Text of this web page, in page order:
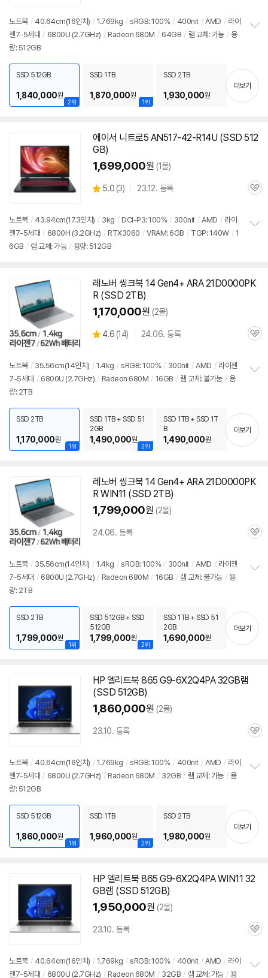
노트북 / 40.64cm(16인치) / 1.769kg / sRGB: 100% / 400nit / AMD / 라이
젠7-5세대 / 6800U (2.7GHz) / Radeon 680M / 64GB / 램 교체: 가능 / 용
량: 512GB
기
2위
SSD 512GB
1,840,000원
1위
SSD 1TB
1,870,000원
SSD 2TB
1,930,000원
더보기
에이서 니트로5 AN517-42-R14U (SSD 512
GB)
1,699,000원 (1몰)
별
5.0 (상
3) 23.12. 등록
관
노트북 / 43.94cm(17.3인치) / 3kg / DCI-P3: 100% / 300nit / AMD / 라이
젠7-5세대 / 6800H (3.2GHz) / RTX3060 / VRAM: 6GB / TGP: 140W / 1
6GB / 램 교체: 가능 / 용량: 512GB
기
레노버 씽크북 14 Gen4+ ARA 21D0000PK
R (SSD 2TB)
1,170,000원 (2몰)
별
4.6 (상
14) 24.06. 등록
관
노트북 / 35.56cm(14인치) / 1.4kg / sRGB: 100% / 300nit / AMD / 라이젠
7-5세대 / 6800U (2.7GHz) / Radeon 680M / 16GB / 램 교체: 불가능 / 용
량: 2TB
기
1위
SSD 2TB
1,170,000원
2위
SSD 1TB + SSD 51
2GB
1,490,000원
SSD 1TB + SSD 1T
B
1,490,000원
더보기
레노버 씽크북 14 Gen4+ ARA 21D0000PK
R WIN11 (SSD 2TB)
1,799,000원 (2몰)
24.06. 등록
관
노트북 / 35.56cm(14인치) / 1.4kg / sRGB: 100% / 300nit / AMD / 라이젠
7-5세대 / 6800U (2.7GHz) / Radeon 680M / 16GB / 램 교체: 불가능 / 용
량: 2TB
기
1위
SSD 2TB
1,799,000원
2위
SSD 512GB + SSD
512GB
1,799,000원
SSD 1TB + SSD 51
2GB
1,690,000원
더보기
HP 엘리트북 865 G9-6X2Q4PA 32GB램
(SSD 512GB)
1,860,000원 (2몰)
23.10. 등록
관
노트북 / 40.64cm(16인치) / 1.769kg / sRGB: 100% / 400nit / AMD / 라이
젠7-5세대 / 6800U (2.7GHz) / Radeon 680M / 32GB / 램 교체: 가능 / 용
량: 512GB
기
1위
SSD 512GB
1,860,000원
2위
SSD 1TB
1,960,000원
SSD 2TB
1,980,000원
더보기
HP 엘리트북 865 G9-6X2Q4PA WIN11 32
GB램 (SSD 512GB)
1,950,000원 (2몰)
23.10. 등록
관
노트북 / 40.64cm(16인치) / 1.769kg / sRGB: 100% / 400nit / AMD / 라이
젠7-5세대 / 6800U (2.7GHz) / Radeon 680M / 32GB / 램 교체: 가능 / 용